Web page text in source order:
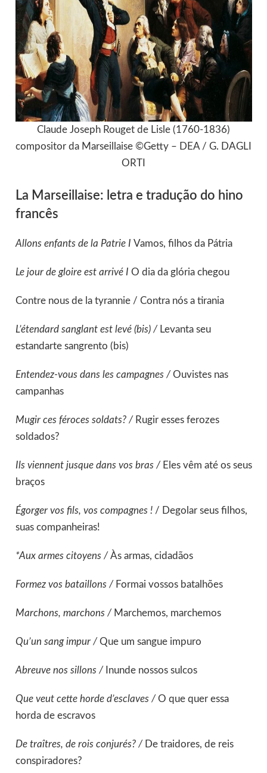
Claude Joseph Rouget de Lisle (1760-1836)
compositor da Marseillaise ©Getty – DEA / G. DAGLI
ORTI
La Marseillaise: letra e tradução do hino
francês
Allons enfants de la Patrie I Vamos, filhos da Pátria
Le jour de gloire est arrivé I O dia da glória chegou
Contre nous de la tyrannie / Contra nós a tirania
L’étendard sanglant est levé (bis) / Levanta seu
estandarte sangrento (bis)
Entendez-vous dans les campagnes / Ouvistes nas
campanhas
Mugir ces féroces soldats? / Rugir esses ferozes
soldados?
Ils viennent jusque dans vos bras / Eles vêm até os seus
braços
Égorger vos fils, vos compagnes !/ Degolar seus filhos,
suas companheiras!
*Aux armes citoyens / Às armas, cidadãos
Formez vos bataillons / Formai vossos batalhões
Marchons, marchons / Marchemos, marchemos
Qu’un sang impur / Que um sangue impuro
Abreuve nos sillons / Inunde nossos sulcos
Que veut cette horde d’esclaves / O que quer essa
horda de escravos
De traîtres, de rois conjurés? / De traidores, de reis
conspiradores?